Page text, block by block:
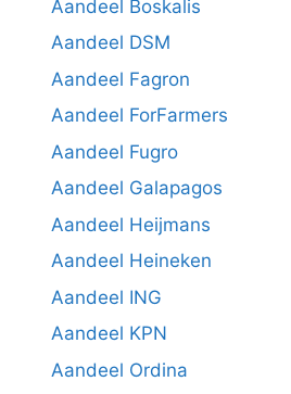
Aandeel Boskalis
Aandeel DSM
Aandeel Fagron
Aandeel ForFarmers
Aandeel Fugro
Aandeel Galapagos
Aandeel Heijmans
Aandeel Heineken
Aandeel ING
Aandeel KPN
Aandeel Ordina